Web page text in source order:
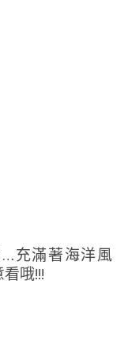
充滿著海洋風
哦!!!